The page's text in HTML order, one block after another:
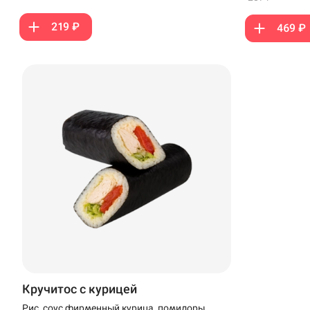
219 ₽ 469 ₽
Кручитос с курицей
Рис, соус фирменный,курица, помидоры,